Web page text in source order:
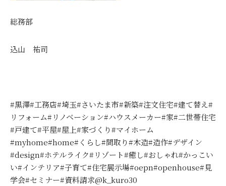
総務部
込山 祐司
#黒澤#工務店#埼玉#さいたま市#新築#注文住宅#建て替え#
リフォーム#リノベーション#ハウスメーカー#家#二世帯住宅
#戸建て#平屋#屋上#家づくり#マイホーム
#myhome#home#くらし#間取り#木造#造作#デザイン
#design#ホテルライク#リゾート#癒し#おしゃれ#かっこい
い#インテリア#子育て#住宅展示場#oepn#openhouse#見
学会#セミナー#資料請求@k_kuro30